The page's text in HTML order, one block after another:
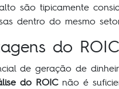
são tipicamente
dentro do mesmo
do ROIC
de geração de
do ROICnão é